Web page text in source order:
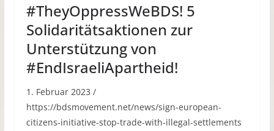
#TheyOppressWeBDS! 5
Solidaritätsaktionen zur
Unterstützung von
#EndIsraeliApartheid!
1. Februar 2023 /
https://bdsmovement.net/news/sign-european-
citizens-initiative-stop-trade-with-illegal-settlements